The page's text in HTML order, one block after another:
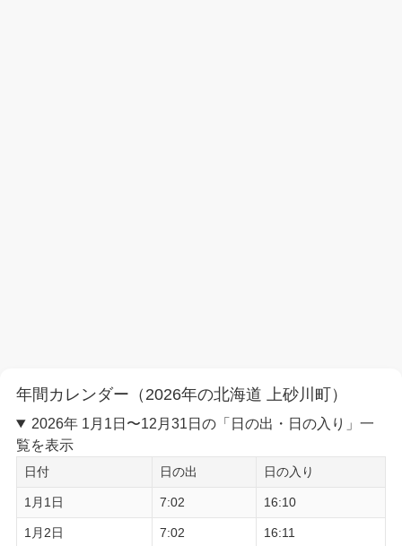
年間カレンダー（2026年の北海道 上砂川町）
2026年 1月1日〜12月31日の「日の出・日の入り」一
覧を表示
日付 日の出 日の入り
1月1日 7:02 16:10
1月2日 7:02 16:11